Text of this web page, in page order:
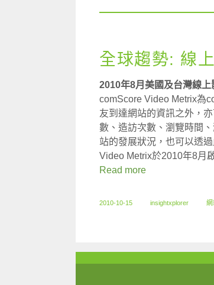
全球趨勢: 線
2010年8月美國及台灣線
comScore Video Metrix為
友到達網站的資訊之外，
數、造訪次數、瀏覽時間
站的發展狀況，也可以透
Video Metrix於2010年8月
Read more
2010-10-15 insightxplorer 網